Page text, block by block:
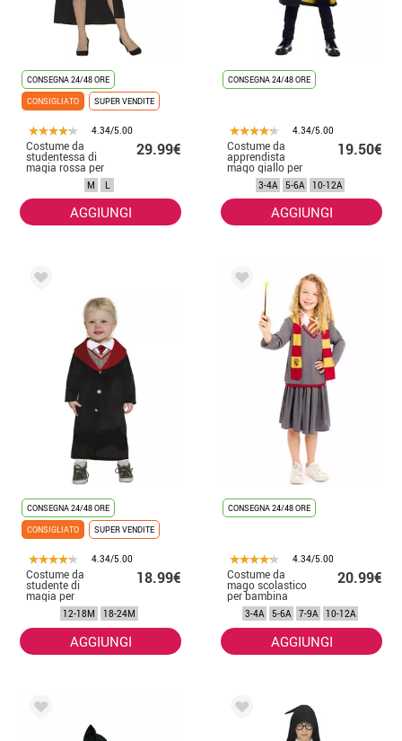
CONSEGNA 24/48 ORE
CONSIGLIATO
SUPER VENDITE
4.34/5.00
Costume da
studentessa di
magia rossa per
donna
29.99€
M L
AGGIUNGI
CONSEGNA 24/48 ORE
4.34/5.00
Costume da
apprendista
mago giallo per
bambino
19.50€
3-4A 5-6A 10-12A
AGGIUNGI
CONSEGNA 24/48 ORE
CONSIGLIATO
SUPER VENDITE
4.34/5.00
Costume da
studente di
magia per
bambini
18.99€
12-18M 18-24M
AGGIUNGI
CONSEGNA 24/48 ORE
4.34/5.00
Costume da
mago scolastico
per bambina
20.99€
3-4A 5-6A 7-9A 10-12A
AGGIUNGI